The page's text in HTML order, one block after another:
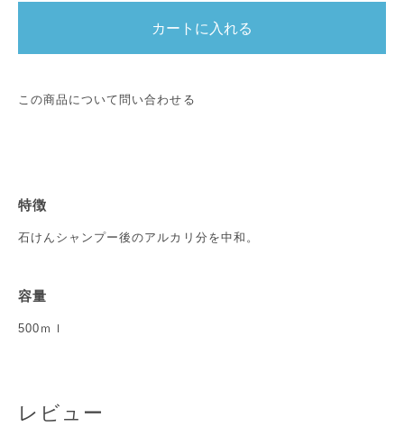
カートに入れる
この商品について問い合わせる
特徴
石けんシャンプー後のアルカリ分を中和。
容量
500ｍｌ
レビュー